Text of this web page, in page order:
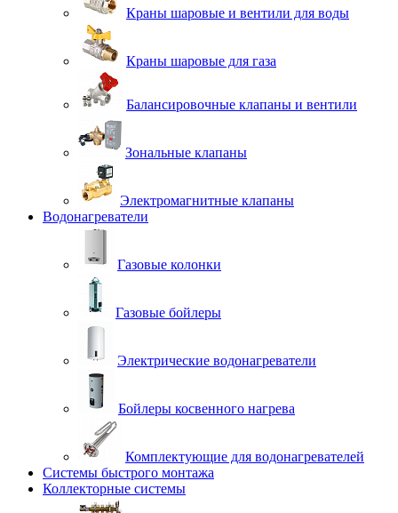
Краны шаровые и вентили для воды
Краны шаровые для газа
Балансировочные клапаны и вентили
Зональные клапаны
Электромагнитные клапаны
Водонагреватели
Газовые колонки
Газовые бойлеры
Электрические водонагреватели
Бойлеры косвенного нагрева
Комплектующие для водонагревателей
Системы быстрого монтажа
Коллекторные системы